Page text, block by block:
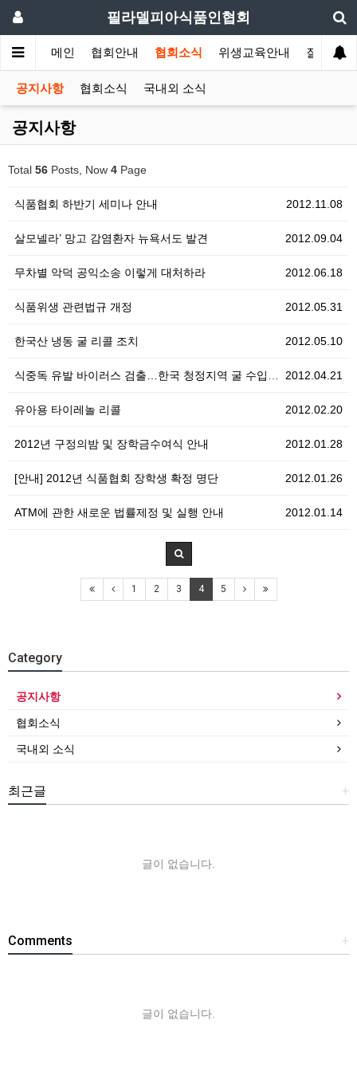
필라델피아식품인협회
메인 협회안내 협회소식 위생교육안내 질의답변
공지사항 협회소식 국내외 소식
공지사항
Total 56 Posts, Now 4 Page
2012.11.08
식품협회 하반기 세미나 안내
2012.09.04
살모넬라’ 망고 감염환자 뉴욕서도 발견
2012.06.18
무차별 악덕 공익소송 이렇게 대처하라
2012.05.31
식품위생 관련법규 개정
2012.05.10
한국산 냉동 굴 리콜 조치
2012.04.21
식중독 유발 바이러스 검출…한국 청정지역 굴 수입중단
2012.02.20
유아용 타이레놀 리콜
2012.01.28
2012년 구정의밤 및 장학금수여식 안내
2012.01.26
[안내] 2012년 식품협회 장학생 확정 명단
2012.01.14
ATM에 관한 새로운 법률제정 및 실행 안내
1 2 3 4 5
Category
공지사항
협회소식
국내외 소식
+
최근글
글이 없습니다.
+
Comments
글이 없습니다.